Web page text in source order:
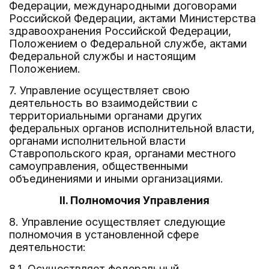
Федерации, международными договорами
Российской Федерации, актами Министерства
здравоохранения Российской Федерации,
Положением о Федеральной службе, актами
Федеральной службы и настоящим
Положением.
7. Управление осуществляет свою
деятельность во взаимодействии с
территориальными органами других
федеральных органов исполнительной власти,
органами исполнительной власти
Ставропольского края, органами местного
самоуправления, общественными
объединениями и иными организациями.
II. Полномочия Управления
8. Управление осуществляет следующие
полномочия в установленной сфере
деятельности: